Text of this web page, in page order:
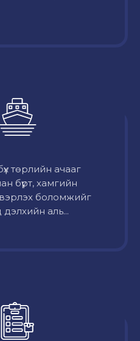
төрлийн ачааг
бүрт, хамгийн
боломжийг
аль...